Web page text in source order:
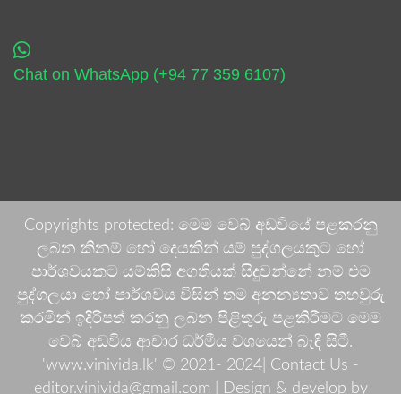
Chat on WhatsApp (+94 77 359 6107)
Copyrights protected: මෙම වෙබ් අඩවියේ පළකරනු
ලබන කිනම් හෝ දෙයකින් යම් පුද්ගලයකුට හෝ
පාර්ශවයකට යම්කිසි අගතියක් සිදුවන්නේ නම් එම
පුද්ගලයා හෝ පාර්ශවය විසින් තම අනන්‍යතාව තහවුරු
කරමින් ඉදිරිපත් කරනු ලබන පිළිතුරු පළකිරීමට මෙම
වෙබ් අඩවිය ආචාර ධර්මීය වශයෙන් බැඳී සිටී.
'www.vinivida.lk' © 2021- 2024| Contact Us -
editor.vinivida@gmail.com |
Design & develop by